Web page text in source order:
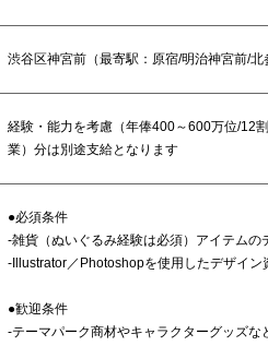
渋谷区神宮前（最寄駅：原宿/明治神宮前/
経験・能力を考慮（年俸400～600万位/
業）分は別途支給となります
●必須条件
-雑貨（ぬいぐるみ経験は必須）アイテムの
-Illustrator／Photoshopを使用したデザイン
●歓迎条件
-テーマパーク商材やキャラクターグッズな